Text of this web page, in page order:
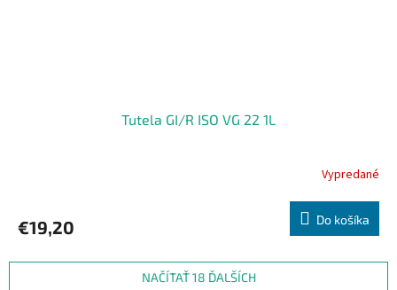
Tutela GI/R ISO VG 22 1L
Vypredané
€19,20 Do košíka
NAČÍTAŤ 18 ĎALŠÍCH